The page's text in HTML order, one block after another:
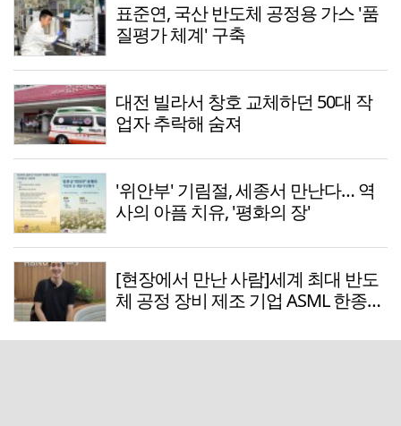
표준연, 국산 반도체 공정용 가스 '품
질평가 체계' 구축
대전 빌라서 창호 교체하던 50대 작
업자 추락해 숨져
'위안부' 기림절, 세종서 만난다… 역
사의 아픔 치유, '평화의 장'
[현장에서 만난 사람]세계 최대 반도
체 공정 장비 제조 기업 ASML 한종호